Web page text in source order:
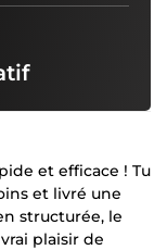
et efficace ! Tu
et livré une
structurée, le
plaisir de